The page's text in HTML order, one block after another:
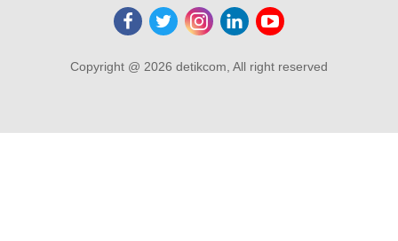
Copyright @ 2026 detikcom, All right reserved